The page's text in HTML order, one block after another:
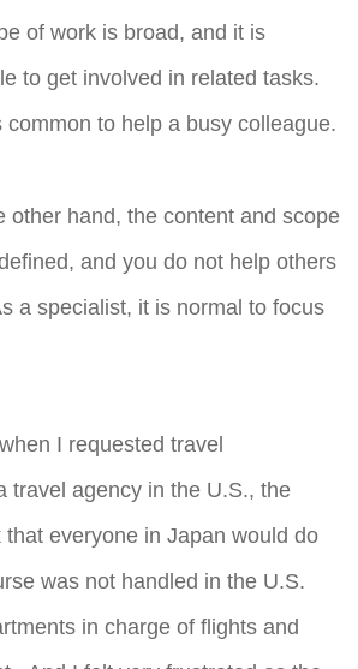
of work is broad, and it is
to get involved in related tasks.
common to help a busy colleague.
other hand, the content and scope
and you do not help others
a specialist, it is normal to focus
I requested travel
travel agency in the U.S., the
everyone in Japan would do
was not handled in the U.S.
in charge of flights and